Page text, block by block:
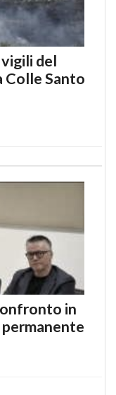
del
Colle Santo
in